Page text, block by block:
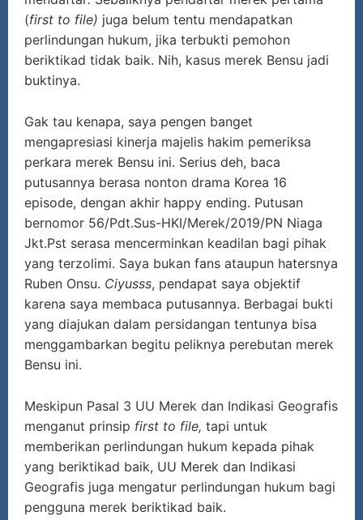
(first to file) juga belum tentu mendapatkan
perlindungan hukum, jika terbukti pemohon
beriktikad tidak baik. Nih, kasus merek Bensu jadi
buktinya.
Gak tau kenapa, saya pengen banget
mengapresiasi kinerja majelis hakim pemeriksa
perkara merek Bensu ini. Serius deh, baca
putusannya berasa nonton drama Korea 16
episode, dengan akhir happy ending. Putusan
bernomor 56/Pdt.Sus-HKI/Merek/2019/PN Niaga
Jkt.Pst serasa mencerminkan keadilan bagi pihak
yang terzolimi. Saya bukan fans ataupun hatersnya
Ruben Onsu. Ciyusss, pendapat saya objektif
karena saya membaca putusannya. Berbagai bukti
yang diajukan dalam persidangan tentunya bisa
menggambarkan begitu peliknya perebutan merek
Bensu ini.
Meskipun Pasal 3 UU Merek dan Indikasi Geografis
menganut prinsip first to file, tapi untuk
memberikan perlindungan hukum kepada pihak
yang beriktikad baik, UU Merek dan Indikasi
Geografis juga mengatur perlindungan hukum bagi
pengguna merek beriktikad baik.